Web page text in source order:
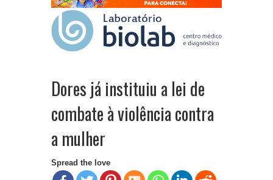
Dores já instituiu a lei de
combate à violência contra
a mulher
Spread the love